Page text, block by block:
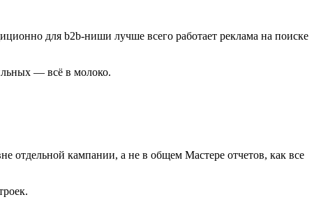
для b2b-ниши лучше всего работает реклама на поиске
— всё в молоко.
отдельной кампании, а не в общем Мастере отчетов, как все